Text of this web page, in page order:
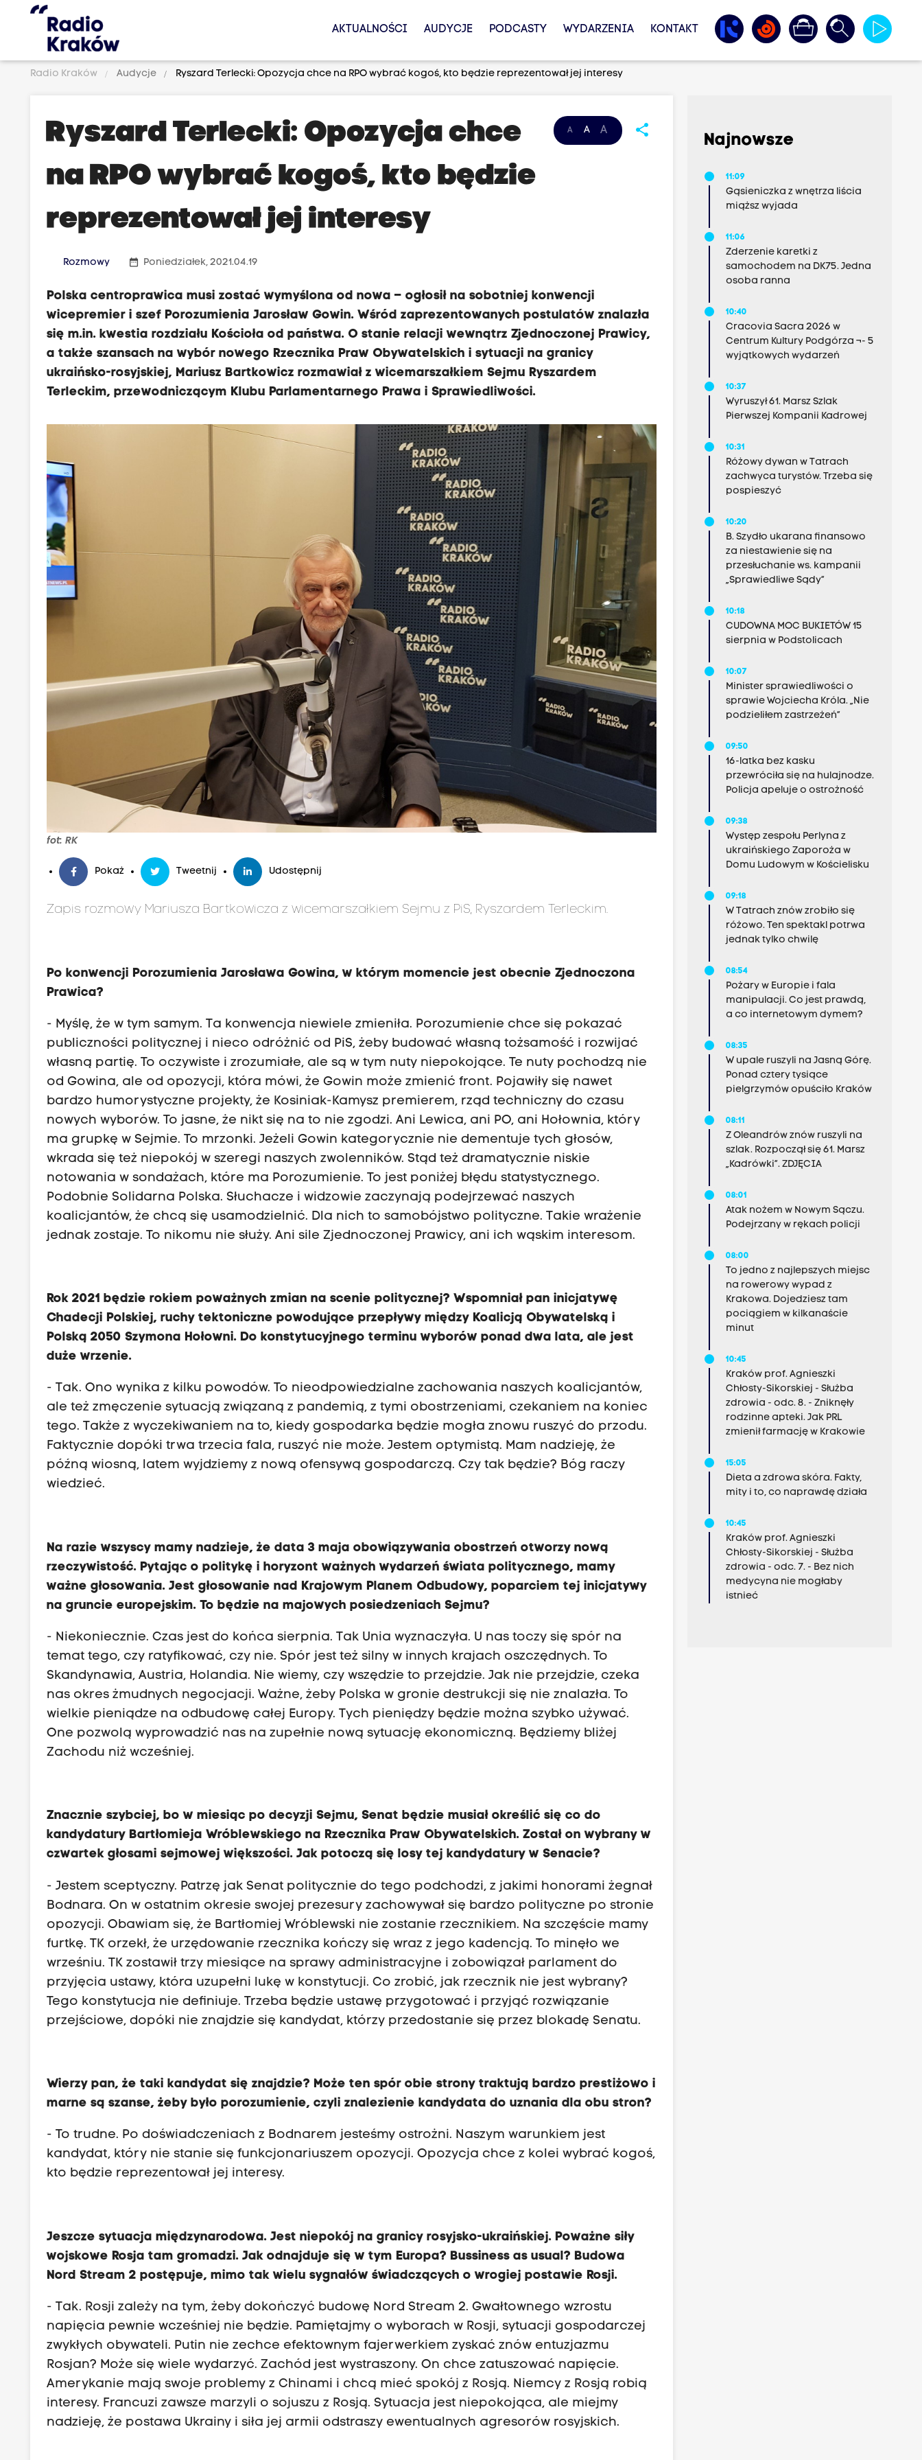
AKTUALNOŚCI AUDYCJE PODCASTY WYDARZENIA KONTAKT
Radio Kraków Audycje Ryszard Terlecki: Opozycja chce na RPO wybrać kogoś, kto będzie reprezentował jej interesy
A A A share
Ryszard Terlecki: Opozycja chce
na RPO wybrać kogoś, kto będzie
reprezentował jej interesy
Rozmowy date_range Poniedziałek, 2021.04.19
Polska centroprawica musi zostać wymyślona od nowa – ogłosił na sobotniej konwencji
wicepremier i szef Porozumienia Jarosław Gowin. Wśród zaprezentowanych postulatów znalazła
się m.in. kwestia rozdziału Kościoła od państwa. O stanie relacji wewnątrz Zjednoczonej Prawicy,
a także szansach na wybór nowego Rzecznika Praw Obywatelskich i sytuacji na granicy
ukraińsko-rosyjskiej, Mariusz Bartkowicz rozmawiał z wicemarszałkiem Sejmu Ryszardem
Terleckim, przewodniczącym Klubu Parlamentarnego Prawa i Sprawiedliwości.
fot: RK
Pokaż Tweetnij Udostępnij
Zapis rozmowy Mariusza Bartkowicza z wicemarszałkiem Sejmu z PiS, Ryszardem Terleckim.
Po konwencji Porozumienia Jarosława Gowina, w którym momencie jest obecnie Zjednoczona
Prawica?
- Myślę, że w tym samym. Ta konwencja niewiele zmieniła. Porozumienie chce się pokazać
publiczności politycznej i nieco odróżnić od PiS, żeby budować własną tożsamość i rozwijać
własną partię. To oczywiste i zrozumiałe, ale są w tym nuty niepokojące. Te nuty pochodzą nie
od Gowina, ale od opozycji, która mówi, że Gowin może zmienić front. Pojawiły się nawet
bardzo humorystyczne projekty, że Kosiniak-Kamysz premierem, rząd techniczny do czasu
nowych wyborów. To jasne, że nikt się na to nie zgodzi. Ani Lewica, ani PO, ani Hołownia, który
ma grupkę w Sejmie. To mrzonki. Jeżeli Gowin kategorycznie nie dementuje tych głosów,
wkrada się też niepokój w szeregi naszych zwolenników. Stąd też dramatycznie niskie
notowania w sondażach, które ma Porozumienie. To jest poniżej błędu statystycznego.
Podobnie Solidarna Polska. Słuchacze i widzowie zaczynają podejrzewać naszych
koalicjantów, że chcą się usamodzielnić. Dla nich to samobójstwo polityczne. Takie wrażenie
jednak zostaje. To nikomu nie służy. Ani sile Zjednoczonej Prawicy, ani ich wąskim interesom.
Rok 2021 będzie rokiem poważnych zmian na scenie politycznej? Wspomniał pan inicjatywę
Chadecji Polskiej, ruchy tektoniczne powodujące przepływy między Koalicją Obywatelską i
Polską 2050 Szymona Hołowni. Do konstytucyjnego terminu wyborów ponad dwa lata, ale jest
duże wrzenie.
- Tak. Ono wynika z kilku powodów. To nieodpowiedzialne zachowania naszych koalicjantów,
ale też zmęczenie sytuacją związaną z pandemią, z tymi obostrzeniami, czekaniem na koniec
tego. Także z wyczekiwaniem na to, kiedy gospodarka będzie mogła znowu ruszyć do przodu.
Faktycznie dopóki trwa trzecia fala, ruszyć nie może. Jestem optymistą. Mam nadzieję, że
późną wiosną, latem wyjdziemy z nową ofensywą gospodarczą. Czy tak będzie? Bóg raczy
wiedzieć.
Na razie wszyscy mamy nadzieje, że data 3 maja obowiązywania obostrzeń otworzy nową
rzeczywistość. Pytając o politykę i horyzont ważnych wydarzeń świata politycznego, mamy
ważne głosowania. Jest głosowanie nad Krajowym Planem Odbudowy, poparciem tej inicjatywy
na gruncie europejskim. To będzie na majowych posiedzeniach Sejmu?
- Niekoniecznie. Czas jest do końca sierpnia. Tak Unia wyznaczyła. U nas toczy się spór na
temat tego, czy ratyfikować, czy nie. Spór jest też silny w innych krajach oszczędnych. To
Skandynawia, Austria, Holandia. Nie wiemy, czy wszędzie to przejdzie. Jak nie przejdzie, czeka
nas okres żmudnych negocjacji. Ważne, żeby Polska w gronie destrukcji się nie znalazła. To
wielkie pieniądze na odbudowę całej Europy. Tych pieniędzy będzie można szybko używać.
One pozwolą wyprowadzić nas na zupełnie nową sytuację ekonomiczną. Będziemy bliżej
Zachodu niż wcześniej.
Znacznie szybciej, bo w miesiąc po decyzji Sejmu, Senat będzie musiał określić się co do
kandydatury Bartłomieja Wróblewskiego na Rzecznika Praw Obywatelskich. Został on wybrany w
czwartek głosami sejmowej większości. Jak potoczą się losy tej kandydatury w Senacie?
- Jestem sceptyczny. Patrzę jak Senat politycznie do tego podchodzi, z jakimi honorami żegnał
Bodnara. On w ostatnim okresie swojej prezesury zachowywał się bardzo polityczne po stronie
opozycji. Obawiam się, że Bartłomiej Wróblewski nie zostanie rzecznikiem. Na szczęście mamy
furtkę. TK orzekł, że urzędowanie rzecznika kończy się wraz z jego kadencją. To minęło we
wrześniu. TK zostawił trzy miesiące na sprawy administracyjne i zobowiązał parlament do
przyjęcia ustawy, która uzupełni lukę w konstytucji. Co zrobić, jak rzecznik nie jest wybrany?
Tego konstytucja nie definiuje. Trzeba będzie ustawę przygotować i przyjąć rozwiązanie
przejściowe, dopóki nie znajdzie się kandydat, którzy przedostanie się przez blokadę Senatu.
Wierzy pan, że taki kandydat się znajdzie? Może ten spór obie strony traktują bardzo prestiżowo i
marne są szanse, żeby było porozumienie, czyli znalezienie kandydata do uznania dla obu stron?
- To trudne. Po doświadczeniach z Bodnarem jesteśmy ostrożni. Naszym warunkiem jest
kandydat, który nie stanie się funkcjonariuszem opozycji. Opozycja chce z kolei wybrać kogoś,
kto będzie reprezentował jej interesy.
Jeszcze sytuacja międzynarodowa. Jest niepokój na granicy rosyjsko-ukraińskiej. Poważne siły
wojskowe Rosja tam gromadzi. Jak odnajduje się w tym Europa? Bussiness as usual? Budowa
Nord Stream 2 postępuje, mimo tak wielu sygnałów świadczących o wrogiej postawie Rosji.
- Tak. Rosji zależy na tym, żeby dokończyć budowę Nord Stream 2. Gwałtownego wzrostu
napięcia pewnie wcześniej nie będzie. Pamiętajmy o wyborach w Rosji, sytuacji gospodarczej
zwykłych obywateli. Putin nie zechce efektownym fajerwerkiem zyskać znów entuzjazmu
Rosjan? Może się wiele wydarzyć. Zachód jest wystraszony. On chce zatuszować napięcie.
Amerykanie mają swoje problemy z Chinami i chcą mieć spokój z Rosją. Niemcy z Rosją robią
interesy. Francuzi zawsze marzyli o sojuszu z Rosją. Sytuacja jest niepokojąca, ale miejmy
nadzieję, że postawa Ukrainy i siła jej armii odstraszy ewentualnych agresorów rosyjskich.
Najnowsze
11:09
Gąsieniczka z wnętrza liścia
miąższ wyjada
11:06
Zderzenie karetki z
samochodem na DK75. Jedna
osoba ranna
10:40
Cracovia Sacra 2026 w
Centrum Kultury Podgórza ¬- 5
wyjątkowych wydarzeń
10:37
Wyruszył 61. Marsz Szlak
Pierwszej Kompanii Kadrowej
10:31
Różowy dywan w Tatrach
zachwyca turystów. Trzeba się
pospieszyć
10:20
B. Szydło ukarana finansowo
za niestawienie się na
przesłuchanie ws. kampanii
„Sprawiedliwe Sądy”
10:18
CUDOWNA MOC BUKIETÓW 15
sierpnia w Podstolicach
10:07
Minister sprawiedliwości o
sprawie Wojciecha Króla. „Nie
podzieliłem zastrzeżeń”
09:50
16-latka bez kasku
przewróciła się na hulajnodze.
Policja apeluje o ostrożność
09:38
Występ zespołu Perlyna z
ukraińskiego Zaporoża w
Domu Ludowym w Kościelisku
09:18
W Tatrach znów zrobiło się
różowo. Ten spektakl potrwa
jednak tylko chwilę
08:54
Pożary w Europie i fala
manipulacji. Co jest prawdą,
a co internetowym dymem?
08:35
W upale ruszyli na Jasną Górę.
Ponad cztery tysiące
pielgrzymów opuściło Kraków
08:11
Z Oleandrów znów ruszyli na
szlak. Rozpoczął się 61. Marsz
„Kadrówki”. ZDJĘCIA
08:01
Atak nożem w Nowym Sączu.
Podejrzany w rękach policji
08:00
To jedno z najlepszych miejsc
na rowerowy wypad z
Krakowa. Dojedziesz tam
pociągiem w kilkanaście
minut
10:45
Kraków prof. Agnieszki
Chłosty-Sikorskiej - Służba
zdrowia - odc. 8. - Zniknęły
rodzinne apteki. Jak PRL
zmienił farmację w Krakowie
15:05
Dieta a zdrowa skóra. Fakty,
mity i to, co naprawdę działa
10:45
Kraków prof. Agnieszki
Chłosty-Sikorskiej - Służba
zdrowia - odc. 7. - Bez nich
medycyna nie mogłaby
istnieć